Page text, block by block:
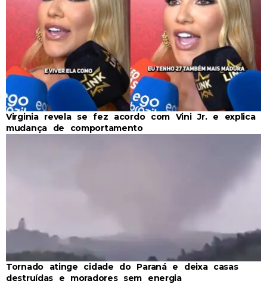
Virginia revela se fez acordo com Vini Jr. e explica
mudança de comportamento
Tornado atinge cidade do Paraná e deixa casas
destruídas e moradores sem energia